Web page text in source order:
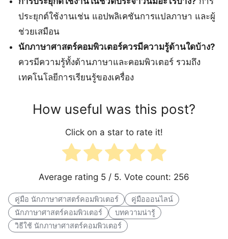
ประยุกต์ใช้งานเช่น แอปพลิเคชันการแปลภาษา และผู้
ช่วยเสมือน
นักภาษาศาสตร์คอมพิวเตอร์ควรมีความรู้ด้านใดบ้าง?
ควรมีความรู้ทั้งด้านภาษาและคอมพิวเตอร์ รวมถึง
เทคโนโลยีการเรียนรู้ของเครื่อง
How useful was this post?
Click on a star to rate it!
Average rating 5 / 5. Vote count: 256
คู่มือ นักภาษาศาสตร์คอมพิวเตอร์
คู่มือออนไลน์
นักภาษาศาสตร์คอมพิวเตอร์
บทความน่ารู้
วิธีใช้ นักภาษาศาสตร์คอมพิวเตอร์